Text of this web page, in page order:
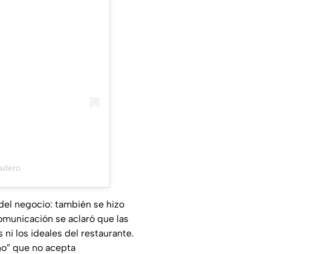
negocio: también se hizo
se aclaró que las
ni los ideales del restaurante.
que no acepta